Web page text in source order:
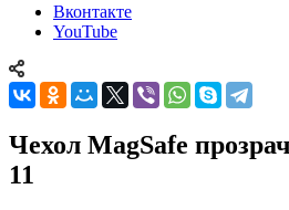
Вконтакте
YouTube
Чехол MagSafe
11